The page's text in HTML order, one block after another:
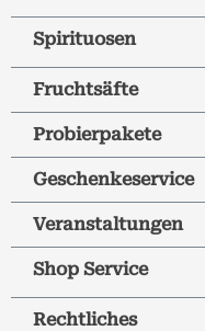
Spirituosen
Fruchtsäfte
Probierpakete
Geschenkeservice
Veranstaltungen
Shop Service
Rechtliches